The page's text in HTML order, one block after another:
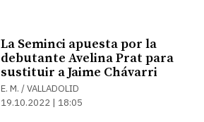
La Seminci apuesta por la
debutante Avelina Prat para
sustituir a Jaime Chávarri
E. M. / VALLADOLID
19.10.2022 | 18:05